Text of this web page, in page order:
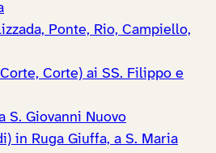
Ponte, Rio, Campiello,
Corte) ai SS. Filippo e
S. Giovanni Nuovo
in Ruga Giuffa, a S. Maria